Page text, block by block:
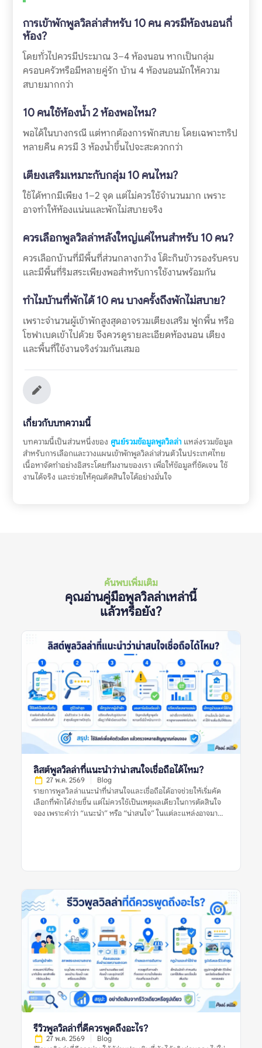
การเข้าพักพูลวิลล่าสำหรับ 10 คน ควรมีห้องนอนกี่
ห้อง?
โดยทั่วไปควรมีประมาณ 3–4 ห้องนอน หากเป็นกลุ่ม
ครอบครัวหรือมีหลายคู่รัก บ้าน 4 ห้องนอนมักให้ความ
สบายมากกว่า
10 คนใช้ห้องน้ำ 2 ห้องพอไหม?
พอได้ในบางกรณี แต่หากต้องการพักสบาย โดยเฉพาะทริป
หลายคืน ควรมี 3 ห้องน้ำขึ้นไปจะสะดวกกว่า
เตียงเสริมเหมาะกับกลุ่ม 10 คนไหม?
ใช้ได้หากมีเพียง 1–2 จุด แต่ไม่ควรใช้จำนวนมาก เพราะ
อาจทำให้ห้องแน่นและพักไม่สบายจริง
ควรเลือกพูลวิลล่าหลังใหญ่แค่ไหนสำหรับ 10 คน?
ควรเลือกบ้านที่มีพื้นที่ส่วนกลางกว้าง โต๊ะกินข้าวรองรับครบ
และมีพื้นที่ริมสระเพียงพอสำหรับการใช้งานพร้อมกัน
ทำไมบ้านที่พักได้ 10 คน บางครั้งถึงพักไม่สบาย?
เพราะจำนวนผู้เข้าพักสูงสุดอาจรวมเตียงเสริม ฟูกพื้น หรือ
โซฟาเบดเข้าไปด้วย จึงควรดูรายละเอียดห้องนอน เตียง
และพื้นที่ใช้งานจริงร่วมกันเสมอ
เกี่ยวกับบทความนี้
บทความนี้เป็นส่วนหนึ่งของ ศูนย์รวมข้อมูลพูลวิลล่าแหล่งรวมข้อมูล
สำหรับการเลือกและวางแผนเข้าพักพูลวิลล่าส่วนตัวในประเทศไทย
เนื้อหาจัดทำอย่างอิสระโดยทีมงานของเรา เพื่อให้ข้อมูลที่ชัดเจน ใช้
งานได้จริง และช่วยให้คุณตัดสินใจได้อย่างมั่นใจ
ค้นพบเพิ่มเติม
คุณอ่านคู่มือพูลวิลล่าเหล่านี้
แล้วหรือยัง?
ลิสต์พูลวิลล่าที่แนะนำว่าน่าสนใจเชื่อถือได้ไหม?
27 พ.ค. 2569 Blog
รายการพูลวิลล่าแนะนำที่น่าสนใจและเชื่อถือได้อาจช่วยให้เริ่มคัด
เลือกที่พักได้ง่ายขึ้น แต่ไม่ควรใช้เป็นเหตุผลเดียวในการตัดสินใจ
จอง เพราะคำว่า “แนะนำ” หรือ “น่าสนใจ” ในแต่ละแหล่งอาจมา
จากผู้เข้าพัก ข้อร้องเรียนซ้ำ กฎบ้าน ค่าใช้จ่ายเพิ่มเติม และข้อมูล
หรือรูปเดียว เพราะพูลวิลล่าที่เหมาะกับคนหนึ่งอาจไม่เหมาะกับอีก
กลุ่มหนึ่งเสมอไป รายการพูลวิลล่าแนะนำที่น่าสนใจและเชื่อถือได้
หมายถึงอะไร? รายการพูลวิลล่าแนะนำที่น่าสนใจและเชื่อถือได้
หมายถึงรายชื่อที่พักพูลวิลล่าที่ถูกนำเสนอว่าเหมาะแก่การพิจารณา
โดยอาจคัดจากทำเล ราคา ความนิยม รูปภาพ รีวิว สิ่งอำนวยความ
สะดวก หรือความเหมาะสมกับกลุ่มผู้เข้าพักบางประเภท อย่างไร
ก็ตาม คำว่า “แนะนำ” ไม่ได้แปลว่าที่พักนั้นเหมาะกับทุกคน และไม่
ได้รับประกันว่าประสบการณ์เข้าพักจะตรงกับความคาดหวังเสมอไป
เพราะผู้จองแต่ละกลุ่มมีเงื่อนไขต่างกัน เช่น จำนวนคน งบประมาณ
ความต้องการใช้สระ ความต้องการทำอาหาร ความเงียบสงบ หรือ
ความสะดวกในการเดินทาง ลิสต์แนะนำที่มีคุณภาพควรช่วยให้ผู้
อ่านเห็นเกณฑ์การพิจารณา ไม่ใช่แค่บอกว่าที่พักใด “ดีที่สุด” โดย
ไม่มีเหตุผลประกอบ ยิ่งลิสต์อธิบายเกณฑ์ชัดเจน เช่น เหมาะกับ
ครอบครัว […]
รีวิวพูลวิลล่าที่ดีควรพูดถึงอะไร?
27 พ.ค. 2569 Blog